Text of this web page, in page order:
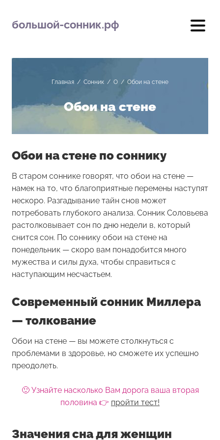
большой-сонник.рф
Главная / Сонник / О / Обои на стене
Обои на стене
Обои на стене по соннику
В старом соннике говорят, что обои на стене —
намек на то, что благоприятные перемены наступят
нескоро. Разгадывание тайн снов может
потребовать глубокого анализа. Сонник Соловьева
растолковывает сон по дню недели в, который
снится сон. По соннику обои на стене на
понедельник — скоро вам понадобится много
мужества и силы духа, чтобы справиться с
наступающим несчастьем.
Современный сонник Миллера
— толкование
Обои на стене — вы можете столкнуться с
проблемами в здоровье, но сможете их успешно
преодолеть.
🙂 Узнайте насколько Вам дорога ваша вторая
половина 👉 пройти тест!
Значения сна для женщин